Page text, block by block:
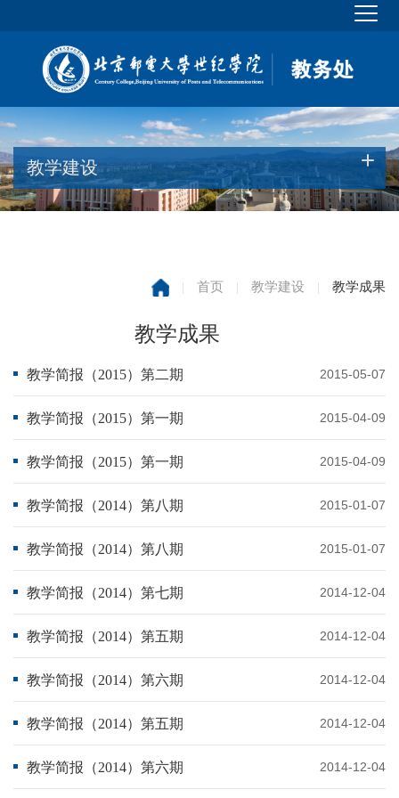
教学建设
| 首页 | 教学建设 | 教学成果
教学成果
2015-05-07
教学简报（2015）第二期
2015-04-09
教学简报（2015）第一期
2015-04-09
教学简报（2015）第一期
2015-01-07
教学简报（2014）第八期
2015-01-07
教学简报（2014）第八期
2014-12-04
教学简报（2014）第七期
2014-12-04
教学简报（2014）第五期
2014-12-04
教学简报（2014）第六期
2014-12-04
教学简报（2014）第五期
2014-12-04
教学简报（2014）第六期